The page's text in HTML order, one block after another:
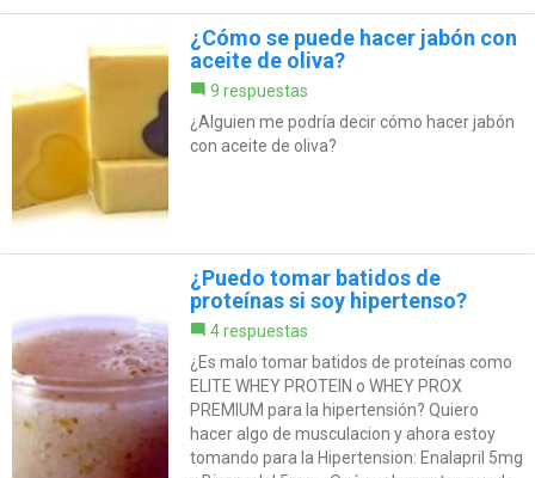
¿Cómo se puede hacer jabón con
aceite de oliva?
9 respuestas
¿Alguien me podría decir cómo hacer jabón
con aceite de oliva?
¿Puedo tomar batidos de
proteínas si soy hipertenso?
4 respuestas
¿Es malo tomar batidos de proteínas como
ELITE WHEY PROTEIN o WHEY PROX
PREMIUM para la hipertensión? Quiero
hacer algo de musculacion y ahora estoy
tomando para la Hipertension: Enalapril 5mg